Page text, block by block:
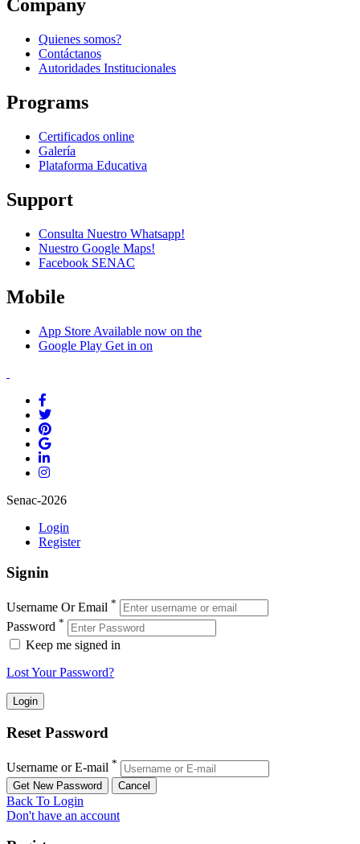
Company
Quienes somos?
Contáctanos
Autoridades Institucionales
Programs
Certificados online
Galería
Plataforma Educativa
Support
Consulta Nuestro Whatsapp!
Nuestro Google Maps!
Facebook SENAC
Mobile
App Store Available now on the
Google Play Get in on
Senac-2026
Login
Register
Signin
Username Or Email *
Password *
Keep me signed in
Lost Your Password?
Reset Password
Username or E-mail *
Back To Login
Don't have an account